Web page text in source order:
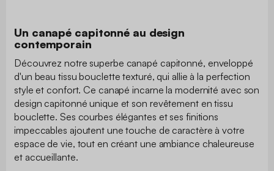
Un canapé capitonné au design
contemporain
Découvrez notre superbe canapé capitonné, enveloppé
d'un beau tissu bouclette texturé, qui allie à la perfection
style et confort. Ce canapé incarne la modernité avec son
design capitonné unique et son revêtement en tissu
bouclette. Ses courbes élégantes et ses finitions
impeccables ajoutent une touche de caractère à votre
espace de vie, tout en créant une ambiance chaleureuse
et accueillante.